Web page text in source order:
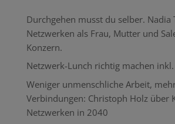
Durchgehen musst du selber. Nadia
Netzwerken als Frau, Mutter und
Konzern.
Netzwerk-Lunch richtig machen
Weniger unmenschliche Arbeit,
Verbindungen: Christoph Holz über
Netzwerken in 2040